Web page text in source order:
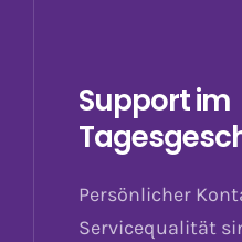
Support im
Persönlicher
Servicequalität